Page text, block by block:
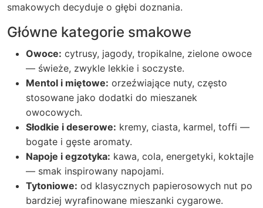
smakowych decyduje o głębi doznania.
Główne kategorie smakowe
Owoce: cytrusy, jagody, tropikalne, zielone owoce
— świeże, zwykle lekkie i soczyste.
Mentol i miętowe: orzeźwiające nuty, często
stosowane jako dodatki do mieszanek
owocowych.
Słodkie i deserowe: kremy, ciasta, karmel, toffi —
bogate i gęste aromaty.
Napoje i egzotyka: kawa, cola, energetyki, koktajle
— smak inspirowany napojami.
Tytoniowe: od klasycznych papierosowych nut po
bardziej wyrafinowane mieszanki cygarowe.